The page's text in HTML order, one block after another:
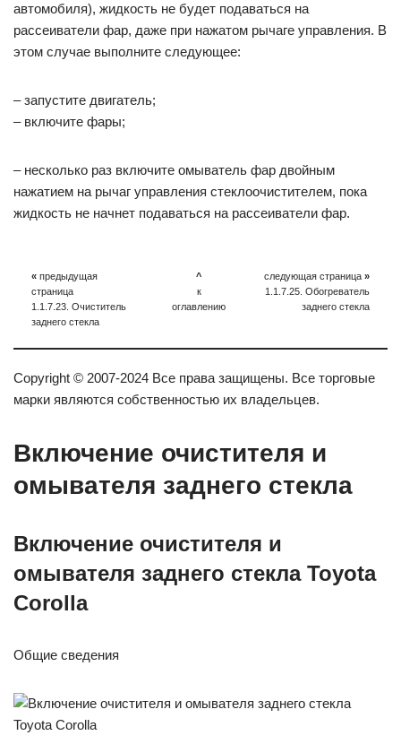
автомобиля), жидкость не будет подаваться на
рассеиватели фар, даже при нажатом рычаге управления. В
этом случае выполните следующее:
– запустите двигатель;
– включите фары;
– несколько раз включите омыватель фар двойным
нажатием на рычаг управления стеклоочистителем, пока
жидкость не начнет подаваться на рассеиватели фар.
« предыдущая
страница
1.1.7.23. Очиститель
заднего стекла
^
к
оглавлению
следующая страница »
1.1.7.25. Обогреватель
заднего стекла
Copyright © 2007-2024 Все права защищены. Все торговые
марки являются собственностью их владельцев.
Включение очистителя и
омывателя заднего стекла
Включение очистителя и
омывателя заднего стекла Toyota
Corolla
Общие сведения